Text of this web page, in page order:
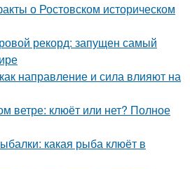
о Ростовском историческом
рекорд: запущен самый
направление и сила влияют на
ветре: клюёт или нет? Полное
какая рыба клюёт в